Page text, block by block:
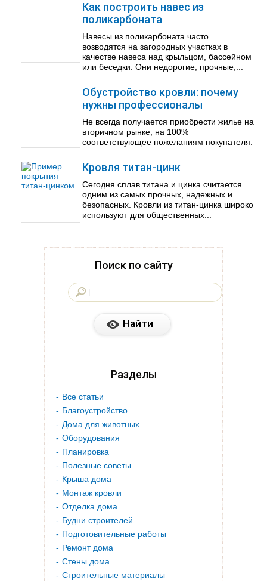
Как построить навес из
поликарбоната
Навесы из поликарбоната часто
возводятся на загородных участках в
качестве навеса над крыльцом, бассейном
или беседки. Они недорогие, прочные,...
Обустройство кровли: почему
нужны профессионалы
Не всегда получается приобрести жилье на
вторичном рынке, на 100%
соответствующее пожеланиям покупателя.
Кровля титан-цинк
Сегодня сплав титана и цинка считается
одним из самых прочных, надежных и
безопасных. Кровли из титан-цинка широко
используют для общественных...
Поиск по сайту
Разделы
Все статьи
Благоустройство
Дома для животных
Оборудования
Планировка
Полезные советы
Крыша дома
Монтаж кровли
Отделка дома
Будни строителей
Подготовительные работы
Ремонт дома
Стены дома
Строительные материалы